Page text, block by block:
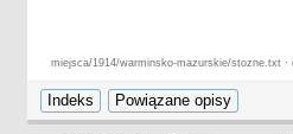
miejsca/1914/warminsko-mazurskie/stozne.txt